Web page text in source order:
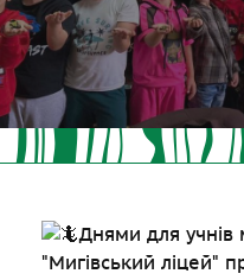
Днями для учнів
"Мигівський ліцей"